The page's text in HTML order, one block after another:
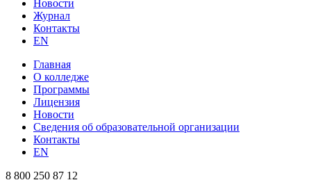
Новости
Журнал
Контакты
EN
Главная
О колледже
Программы
Лицензия
Новости
Сведения об образовательной организации
Контакты
EN
8 800 250 87 12